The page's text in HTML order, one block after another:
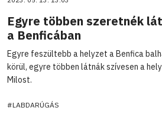
Egyre többen szeretnék
a Benficában
Egyre feszültebb a helyzet a Benfica
körül, egyre többen látnák szívesen a
Milost.
#LABDARÚGÁS